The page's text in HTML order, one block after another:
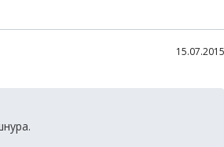
15.07.2015